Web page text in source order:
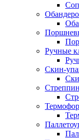
Ручные
Скин-